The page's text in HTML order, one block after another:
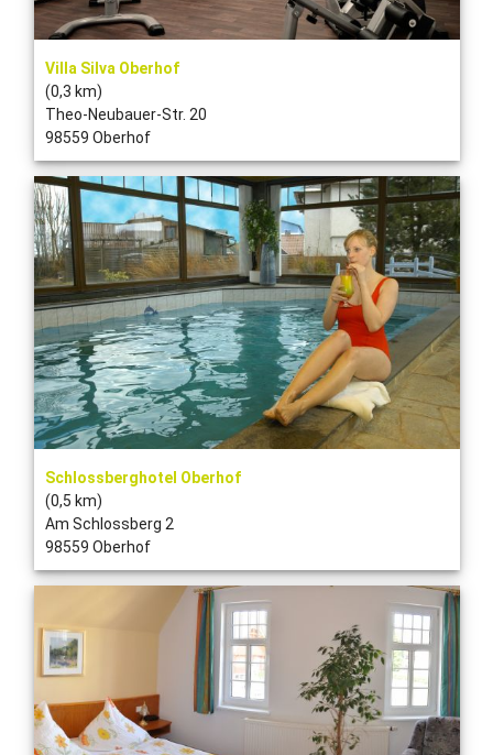
Villa Silva Oberhof
(0,3 km)
Theo-Neubauer-Str. 20
98559 Oberhof
Schlossberghotel Oberhof
(0,5 km)
Am Schlossberg 2
98559 Oberhof